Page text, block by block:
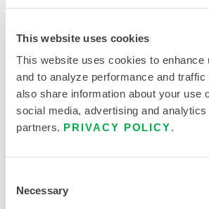
This website uses cookies
This website uses cookies to enhance
and to analyze performance and
also share information about your use
social media, advertising and analytics
partners. PRIVACY POLICY.
Selection
Necessary
产品资料
限次性与化学防护服尺码表